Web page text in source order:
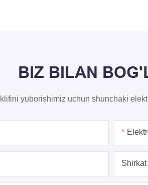
BIZ BILAN
yuborishimiz uchun shunchaki